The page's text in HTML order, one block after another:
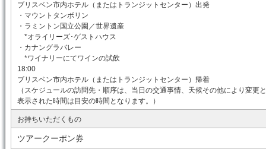
ブリスベン市内ホテル（またはトランジットセンター）出発
・マウントタンボリン
・ラミントン国立公園／世界遺産
*オライリーズ･ゲストハウス
・カナングラバレー
*ワイナリーにてワインの試飲
18:00
ブリスベン市内ホテル（またはトランジットセンター）帰着
（スケジュールの訪問先・順序は、当日の交通事情、天候その他により変更
表示された時間は目安の時間となります。）
お持ちいただくもの
ツアークーポン券